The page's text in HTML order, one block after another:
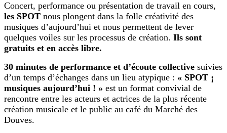
Concert, performance ou présentation de travail en cours,
les SPOT nous plongent dans la folle créativité des
musiques d’aujourd’hui et nous permettent de lever
quelques voiles sur les processus de création. Ils sont
gratuits et en accès libre.
30 minutes de performance et d’écoute collective suivies
d’un temps d’échanges dans un lieu atypique : « SPOT ¡
musiques aujourd’hui ! » est un format convivial de
rencontre entre les acteurs et actrices de la plus récente
création musicale et le public au café du Marché des
Douves.